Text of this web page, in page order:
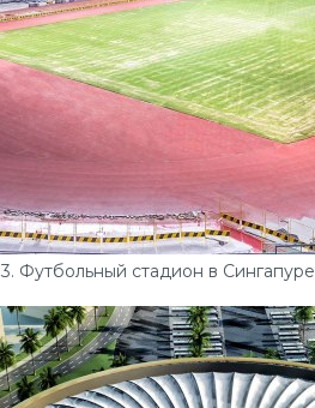
3. Футбольный стадион в Сингапуре